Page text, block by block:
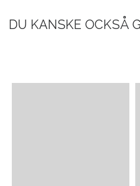
DU KANSKE OCKSÅ